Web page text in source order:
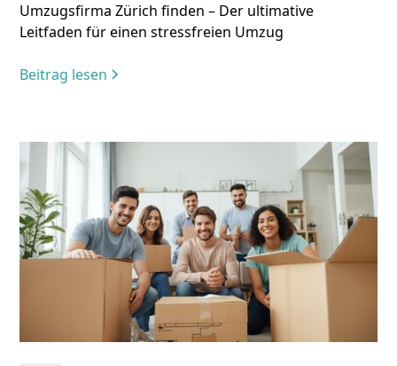
Umzugsfirma Zürich finden – Der ultimative
Leitfaden für einen stressfreien Umzug
Beitrag lesen